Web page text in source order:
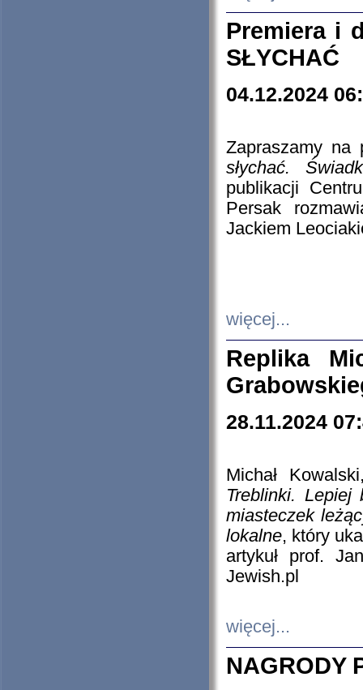
Premiera i
SŁYCHAĆ
04.12.2024
Zapraszamy
słychać.
publikacji
Persak
Jackiem
więcej...
Replika
28.11.2024
Michał
Treblinki. Lepiej
miasteczek
lokalne, który
artykuł prof.
Jewish.pl
więcej...
NAGRODY